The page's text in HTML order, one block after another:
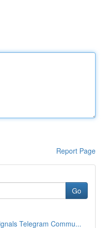
Report Page
Go
Telegram Commu...